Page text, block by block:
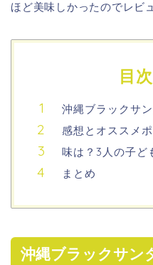
ほど美味しかったのでレビ
目次
沖縄ブラックサ
感想とオススメ
味は？3人の子ど
まとめ
沖縄ブラックサン